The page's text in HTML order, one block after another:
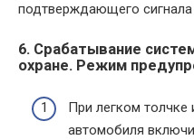
подтверждающего
6. Срабатывание
охране. Режим
При легком толчке
автомобиля